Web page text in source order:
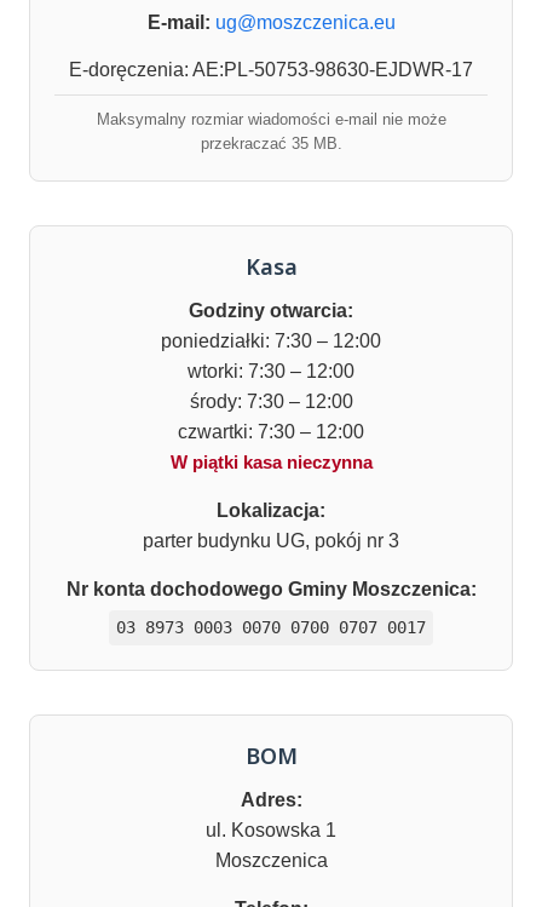
E-mail: ug@moszczenica.eu
E-doręczenia: AE:PL-50753-98630-EJDWR-17
Maksymalny rozmiar wiadomości e-mail nie może
przekraczać 35 MB.
Kasa
Godziny otwarcia:
poniedziałki: 7:30 – 12:00
wtorki: 7:30 – 12:00
środy: 7:30 – 12:00
czwartki: 7:30 – 12:00
W piątki kasa nieczynna
Lokalizacja:
parter budynku UG, pokój nr 3
Nr konta dochodowego Gminy Moszczenica:
03 8973 0003 0070 0700 0707 0017
BOM
Adres:
ul. Kosowska 1
Moszczenica